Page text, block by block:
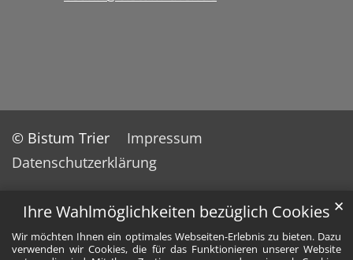
Ihre Wahlmöglichkeiten bezüglich Cookies
Wir möchten Ihnen ein optimales Webseiten-Erlebnis zu bieten. Dazu
verwenden wir Cookies, die für das Funktionieren unserer Website
✕
© Bistum Trier
Impressum
Datenschutzerklärung